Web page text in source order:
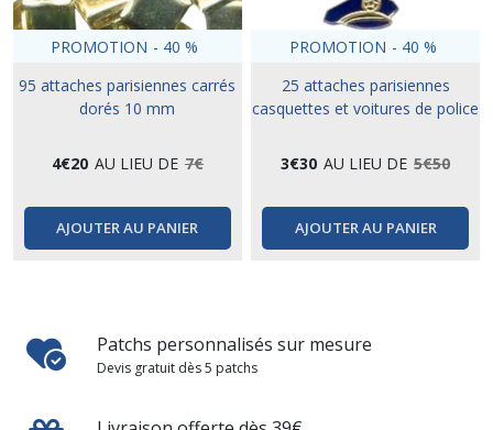
PROMOTION - 40 %
95 attaches parisiennes carrés
dorés 10 mm
4€20 AU LIEU DE 7€
AJOUTER AU PANIER
PROMOTION - 40 %
25 attaches parisiennes
casquettes et voitures de police
3€30 AU LIEU DE 5€50
AJOUTER AU PANIER
Patchs personnalisés sur mesure
Devis gratuit dès 5 patchs